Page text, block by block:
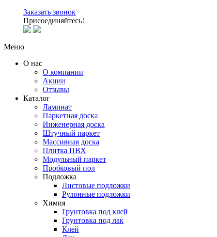
Заказать звонок
Присоединяйтесь!
Меню
О нас
О компании
Акции
Отзывы
Каталог
Ламинат
Паркетная доска
Инженерная доска
Штучный паркет
Массивная доска
Плитка ПВХ
Модульный паркет
Пробковый пол
Подложка
Листовые подложки
Рулонные подложки
Химия
Грунтовка под клей
Грунтовка под лак
Клей